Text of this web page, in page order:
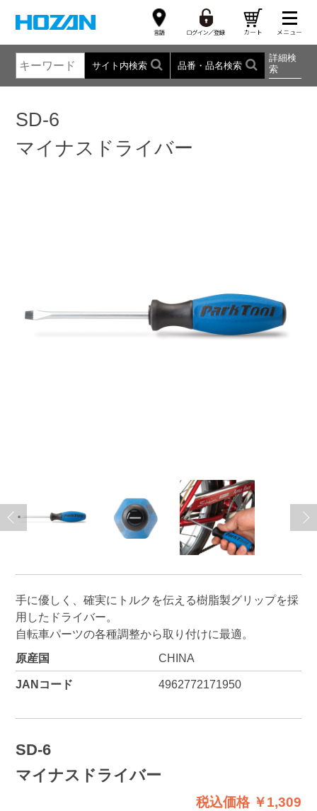
サイト内検索 品番・品名検索
詳細検
索
SD-6
マイナスドライバー
手に優しく、確実にトルクを伝える樹脂製グリップを採
用したドライバー。
自転車パーツの各種調整から取り付けに最適。
原産国
CHINA
JANコード 4962772171950
SD-6
マイナスドライバー
税込価格 ￥1,309